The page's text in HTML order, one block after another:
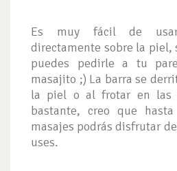
Es muy fácil de
directamente sobre la piel,
puedes pedirle a tu
masajito ;) La barra se
la piel o al frotar en las
bastante, creo que
masajes podrás disfrutar
uses.